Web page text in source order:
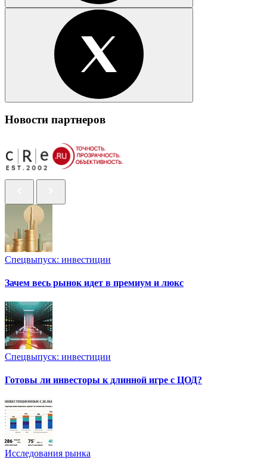
Новости партнеров
Спецвыпуск: инвестиции
Зачем весь рынок идет в премиум и люкс
Спецвыпуск: инвестиции
Готовы ли инвесторы к длинной игре с ЦОД?
Исследования рынка